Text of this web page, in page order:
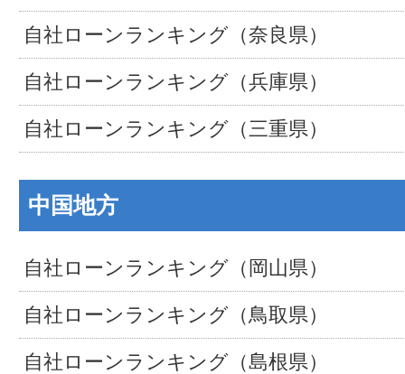
自社ローンランキング（奈良県）
自社ローンランキング（兵庫県）
自社ローンランキング（三重県）
中国地方
自社ローンランキング（岡山県）
自社ローンランキング（鳥取県）
自社ローンランキング（島根県）